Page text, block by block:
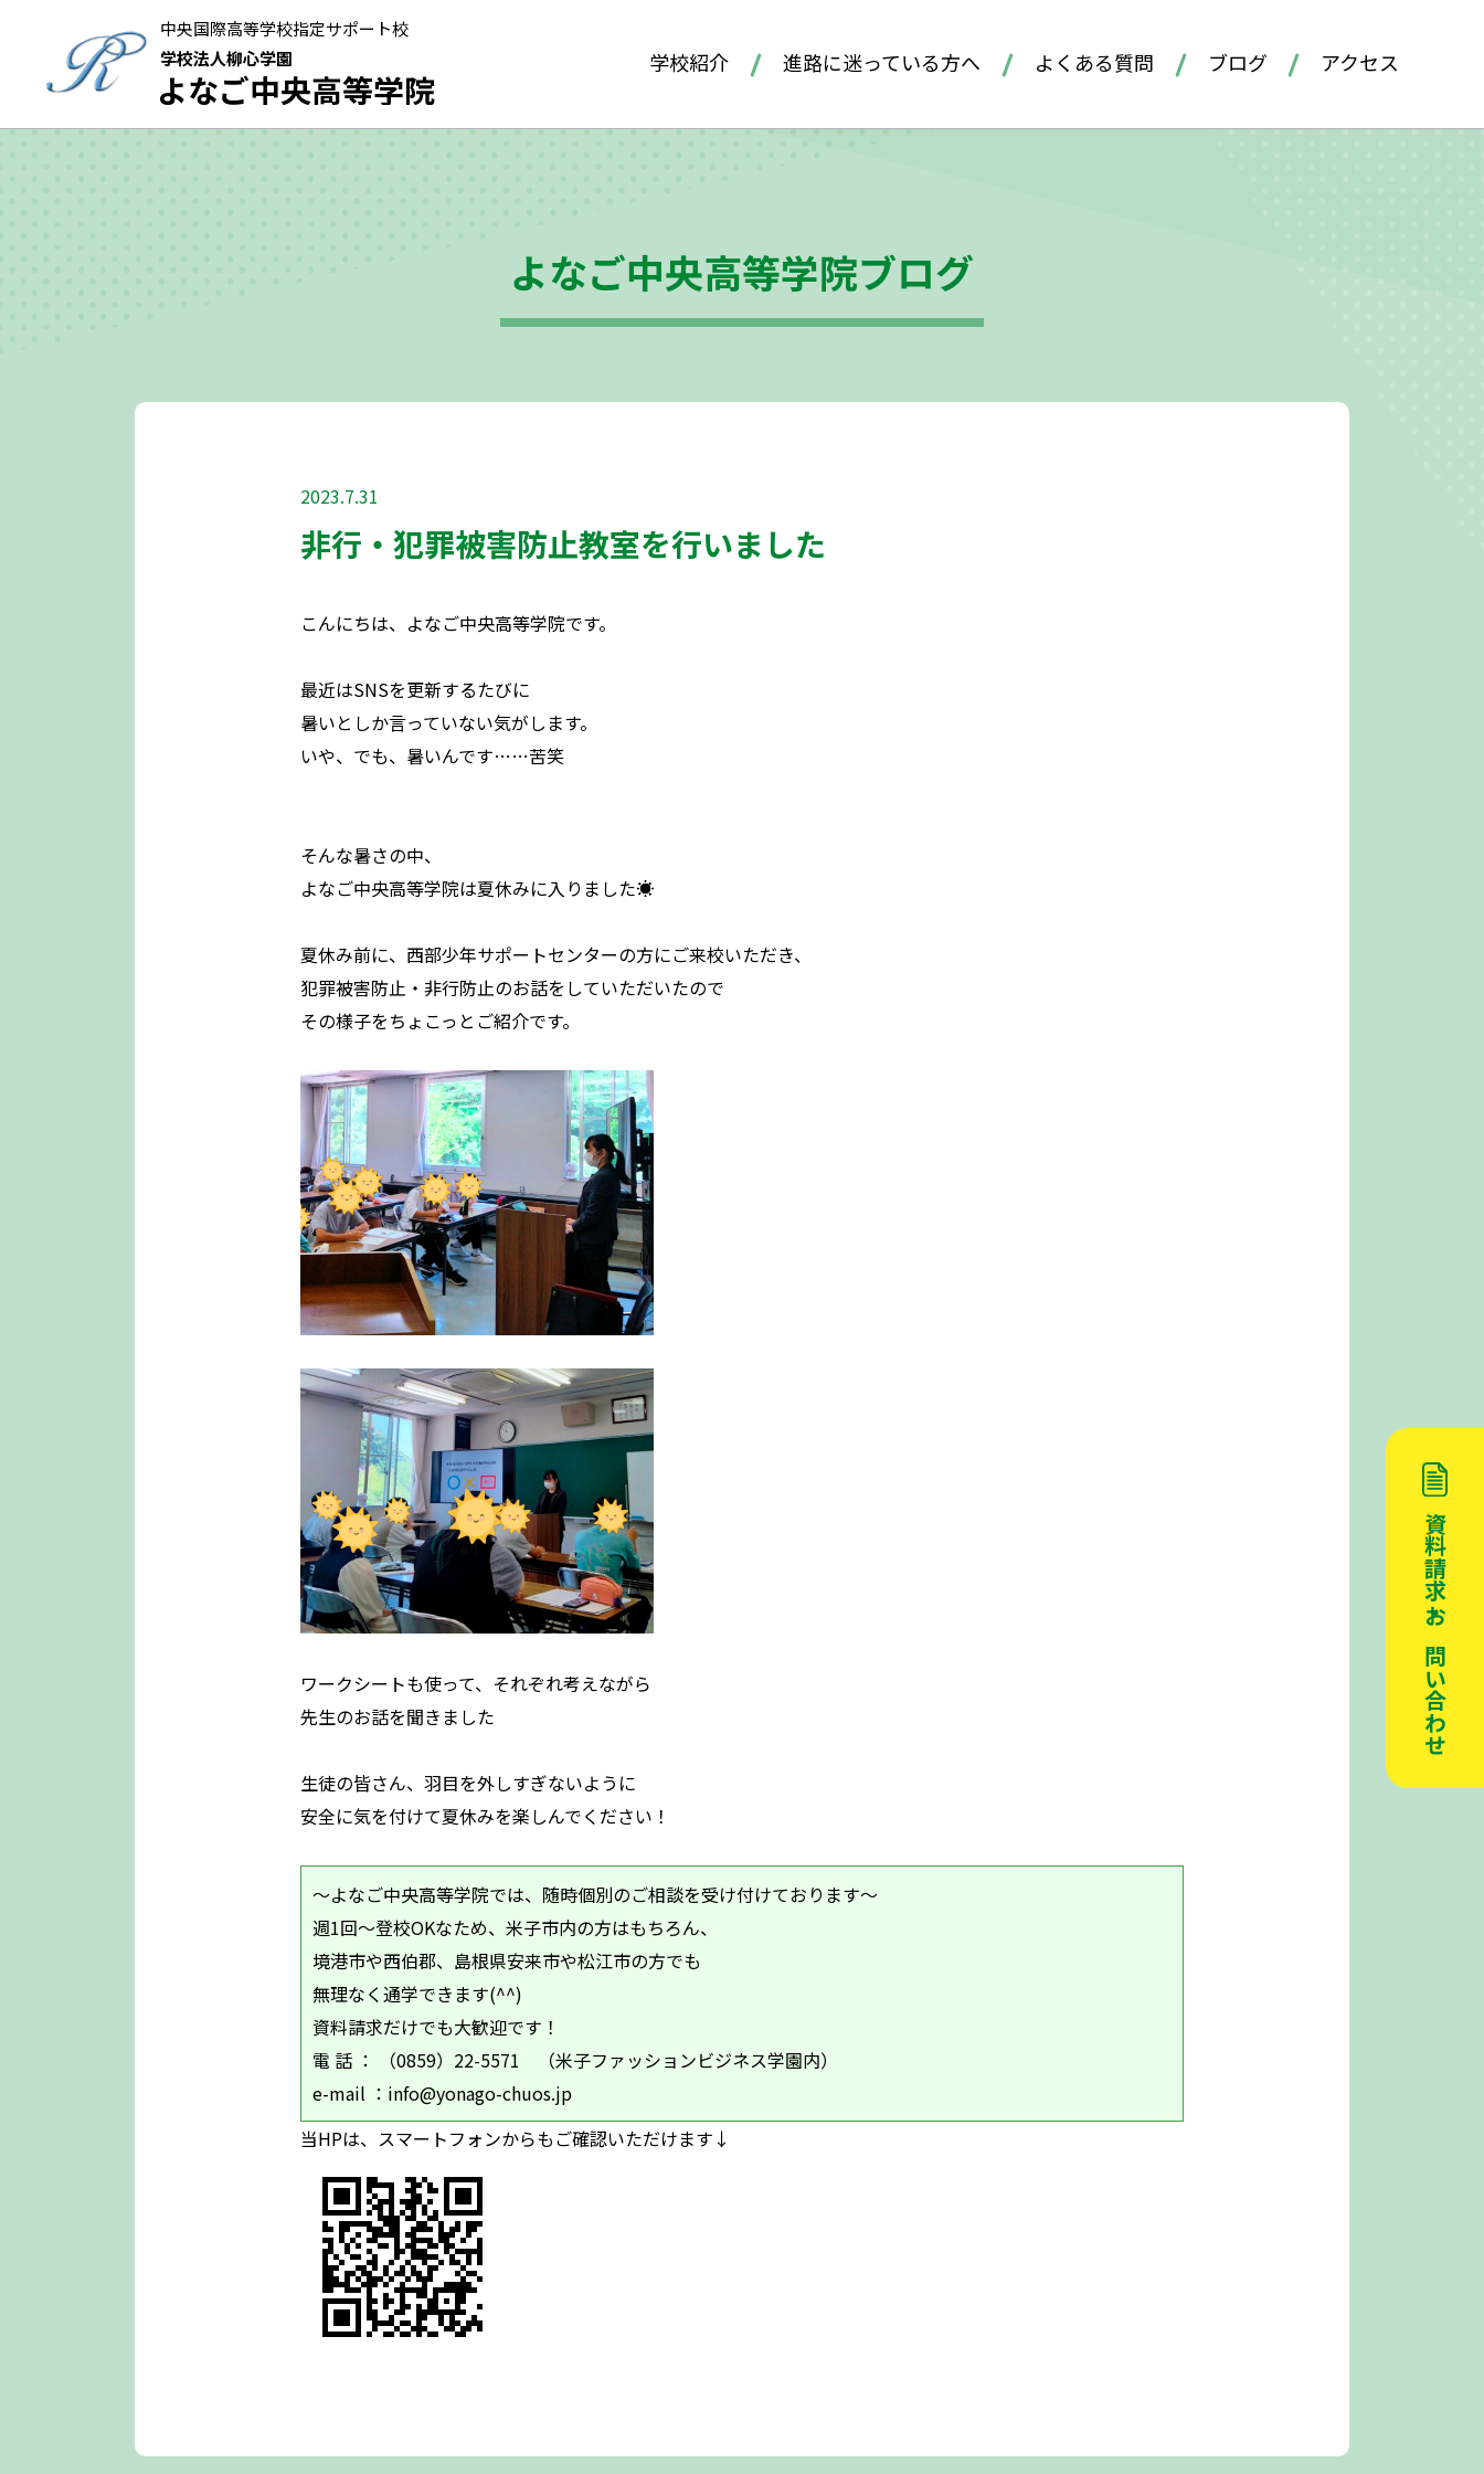
中央国際高等学校指定サポート校
学校法人柳心学園
よなご中央高等学院
学校紹介 進路に迷っている方へ よくある質問 ブログ アクセス
資料請求・お問い合わせ
よなご中央高等学院ブログ
2023.7.31
非行・犯罪被害防止教室を行いました
こんにちは、よなご中央高等学院です。
最近はSNSを更新するたびに
暑いとしか言っていない気がします。
いや、でも、暑いんです……苦笑
そんな暑さの中、
よなご中央高等学院は夏休みに入りました☀
夏休み前に、西部少年サポートセンターの方にご来校いただき、
犯罪被害防止・非行防止のお話をしていただいたので
その様子をちょこっとご紹介です。
ワークシートも使って、それぞれ考えながら
先生のお話を聞きました
生徒の皆さん、羽目を外しすぎないように
安全に気を付けて夏休みを楽しんでください！
～よなご中央高等学院では、随時個別のご相談を受け付けております～
週1回～登校OKなため、米子市内の方はもちろん、
境港市や西伯郡、島根県安来市や松江市の方でも
無理なく通学できます(^^)
資料請求だけでも大歓迎です！
電 話 ： （0859）22-5571 （米子ファッションビジネス学園内）
e-mail ：info@yonago-chuos.jp
当HPは、スマートフォンからもご確認いただけます↓